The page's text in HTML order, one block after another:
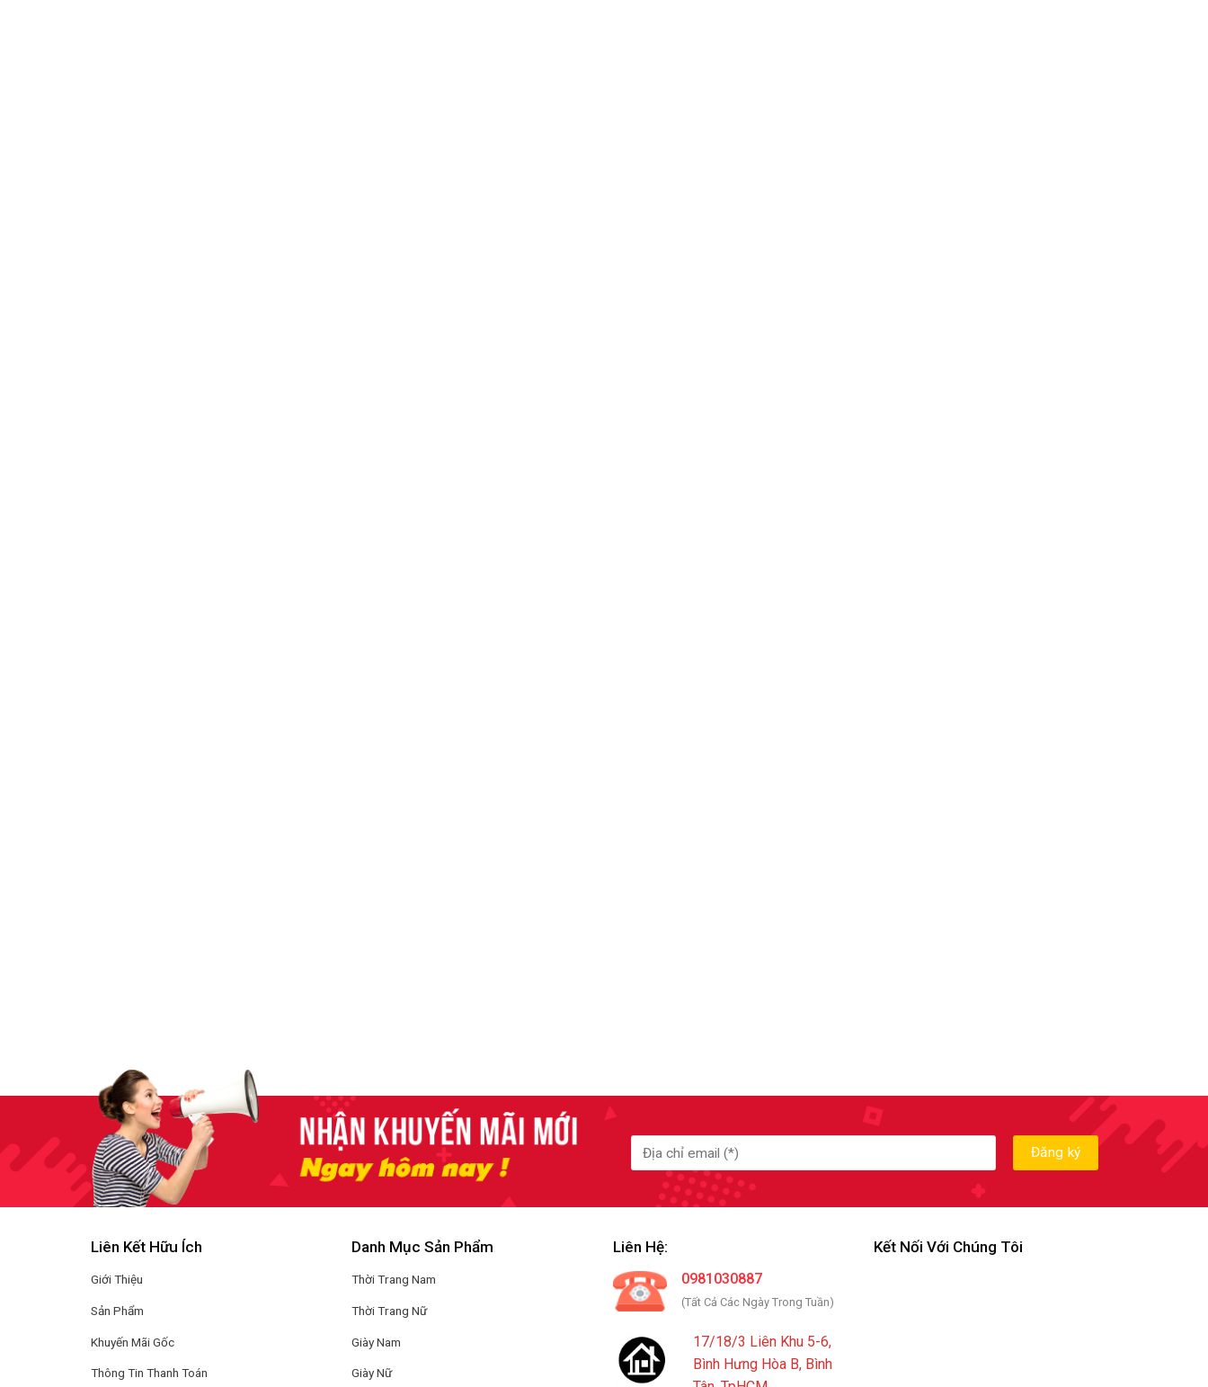
Liên Kết Hữu Ích
Giới Thiệu
Sản Phẩm
Khuyến Mãi Gốc
Thông Tin Thanh Toán
Danh Mục Sản Phẩm
Thời Trang Nam
Thời Trang Nữ
Giày Nam
Giày Nữ
Liên Hệ:
0981030887
(Tất Cả Các Ngày Trong Tuần)
17/18/3 Liên Khu 5-6,
Bình Hưng Hòa B, Bình
Kết Nối Với Chúng Tôi